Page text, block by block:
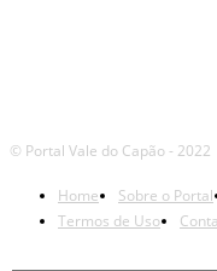
© Portal Vale do Capão - 2022
Home Sobre o Portal
Termos de Uso